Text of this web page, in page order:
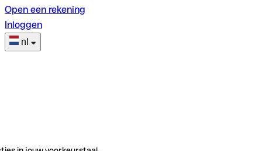
Open een rekening
Inloggen
nl